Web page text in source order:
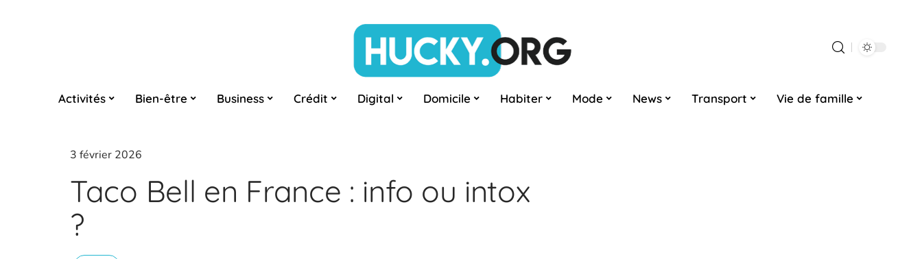
Activités Bien-être Business Crédit Digital Domicile Habiter Mode News Transport Vie de famille
3 février 2026
Taco Bell en France : info ou intox
?